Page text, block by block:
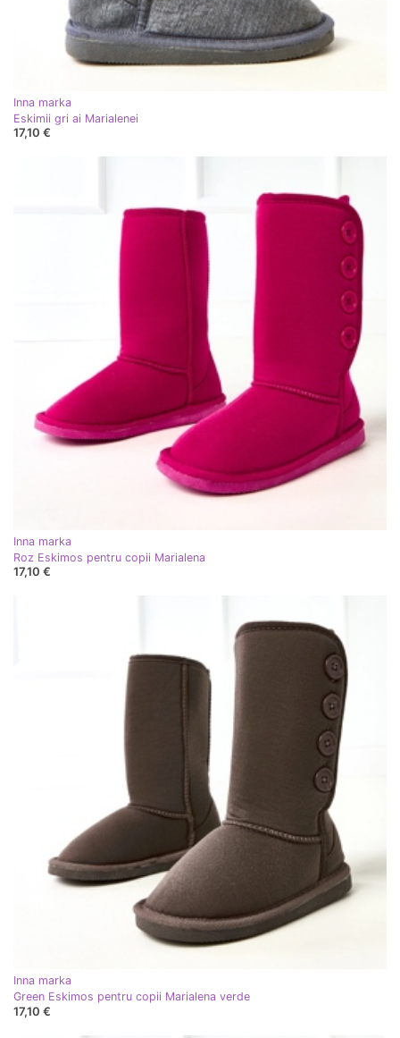
Inna marka
Eskimii gri ai Marialenei
17,10 €
Inna marka
Roz Eskimos pentru copii Marialena
17,10 €
Inna marka
Green Eskimos pentru copii Marialena verde
17,10 €